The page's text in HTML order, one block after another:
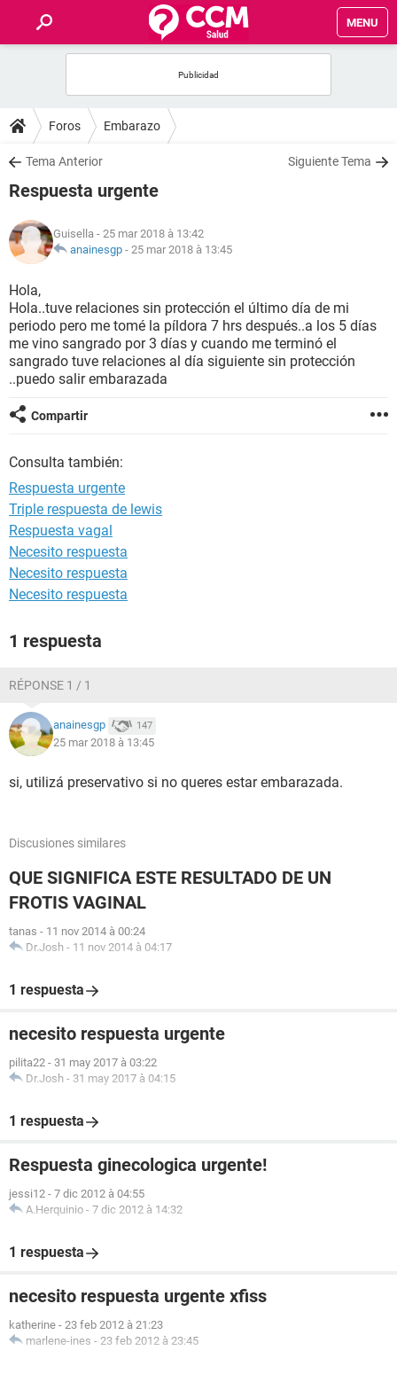
MENU
FORUMS
SALUD
FAMILIA
NUTRICIÓN
BIENESTAR
SEXUALIDAD
GLOSARIO
Foros Embarazo
Tema Anterior Siguiente Tema
Respuesta urgente
Guisella - 25 mar 2018 à 13:42
anainesgp - 25 mar 2018 à 13:45
Hola,
Hola..tuve relaciones sin protección el último día de mi
periodo pero me tomé la píldora 7 hrs después..a los 5 días
me vino sangrado por 3 días y cuando me terminó el
sangrado tuve relaciones al día siguiente sin protección
..puedo salir embarazada
Compartir
Consulta también:
Respuesta urgente
Triple respuesta de lewis
Respuesta vagal
Necesito respuesta
Necesito respuesta
Necesito respuesta
1 respuesta
RÉPONSE 1 / 1
anainesgp 147
25 mar 2018 à 13:45
si, utilizá preservativo si no queres estar embarazada.
Discusiones similares
QUE SIGNIFICA ESTE RESULTADO DE UN
FROTIS VAGINAL
tanas - 11 nov 2014 à 00:24
Dr.Josh - 11 nov 2014 à 04:17
1 respuesta
necesito respuesta urgente
pilita22 - 31 may 2017 à 03:22
Dr.Josh - 31 may 2017 à 04:15
1 respuesta
Respuesta ginecologica urgente!
jessi12 - 7 dic 2012 à 04:55
A.Herquinio - 7 dic 2012 à 14:32
1 respuesta
necesito respuesta urgente xfiss
katherine - 23 feb 2012 à 21:23
marlene-ines - 23 feb 2012 à 23:45